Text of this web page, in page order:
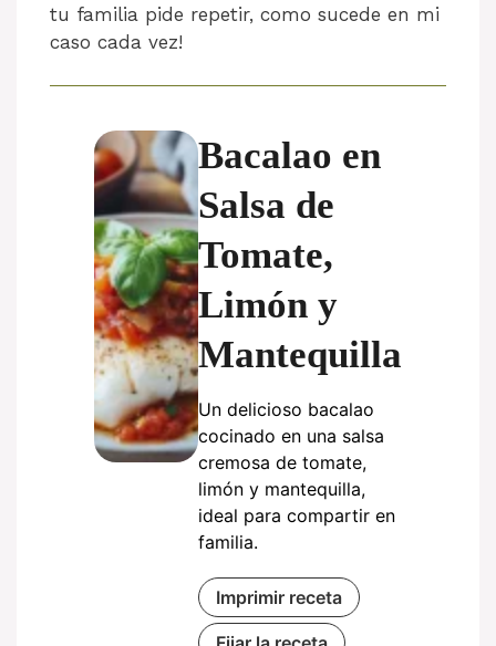
tu familia pide repetir, como sucede en mi
caso cada vez!
Bacalao en
Salsa de
Tomate,
Limón y
Mantequilla
Un delicioso bacalao
cocinado en una salsa
cremosa de tomate,
limón y mantequilla,
ideal para compartir en
familia.
Imprimir receta